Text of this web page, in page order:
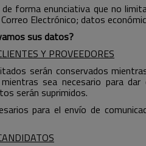
forma enunciativa que no
Electrónico; datos
sus datos?
Y PROVEEDORES
serán conservados
sea necesario para
serán suprimidos.
para el envío de